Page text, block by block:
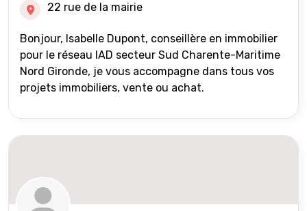
22 rue de la mairie
Bonjour, Isabelle Dupont, conseillère en immobilier
pour le réseau IAD secteur Sud Charente-Maritime
Nord Gironde, je vous accompagne dans tous vos
projets immobiliers, vente ou achat.